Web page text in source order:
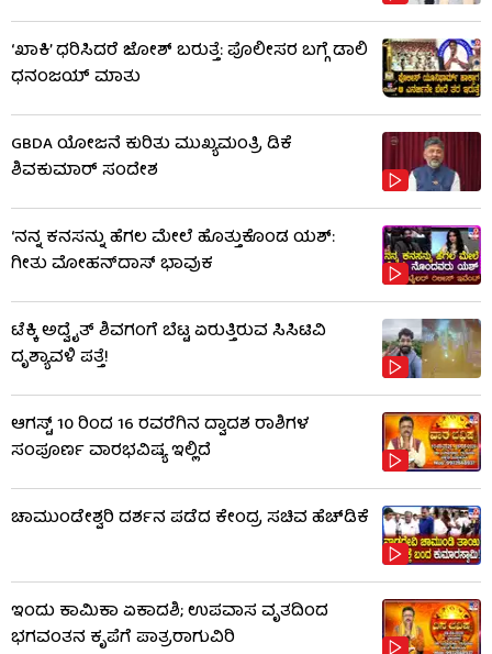
‘ಖಾಕಿ’ ಧರಿಸಿದರೆ ಜೋಶ್ ಬರುತ್ತೆ: ಪೊಲೀಸರ ಬಗ್ಗೆ ಡಾಲಿ
ಧನಂಜಯ್ ಮಾತು
GBDA ಯೋಜನೆ ಕುರಿತು ಮುಖ್ಯಮಂತ್ರಿ ಡಿಕೆ
ಶಿವಕುಮಾರ್ ಸಂದೇಶ
‘ನನ್ನ ಕನಸನ್ನು ಹೆಗಲ ಮೇಲೆ ಹೊತ್ತುಕೊಂಡ ಯಶ್:
ಗೀತು ಮೋಹನ್​​ದಾಸ್ ಭಾವುಕ
ಟೆಕ್ಕಿ ಅದ್ವೈತ್ ಶಿವಗಂಗೆ ಬೆಟ್ಟ ಏರುತ್ತಿರುವ ಸಿಸಿಟಿವಿ
ದೃಶ್ಯಾವಳಿ ಪತ್ತೆ!
ಆಗಸ್ಟ್ 10 ರಿಂದ 16 ರವರೆಗಿನ ದ್ವಾದಶ ರಾಶಿಗಳ
ಸಂಪೂರ್ಣ ವಾರಭವಿಷ್ಯ ಇಲ್ಲಿದೆ
ಚಾಮುಂಡೇಶ್ವರಿ ದರ್ಶನ ಪಡೆದ ಕೇಂದ್ರ ಸಚಿವ ಹೆಚ್​​ಡಿಕೆ
ಇಂದು ಕಾಮಿಕಾ ಏಕಾದಶಿ; ಉಪವಾಸ ವೃತದಿಂದ
ಭಗವಂತನ ಕೃಪೆಗೆ ಪಾತ್ರರಾಗುವಿರಿ